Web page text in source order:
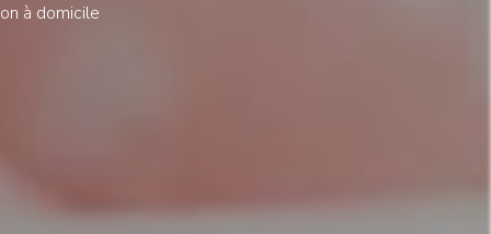
à domicile